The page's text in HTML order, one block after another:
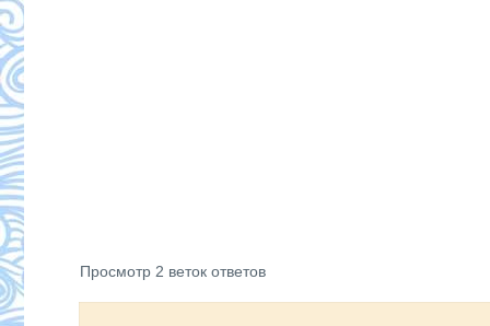
Просмотр 2 веток ответов